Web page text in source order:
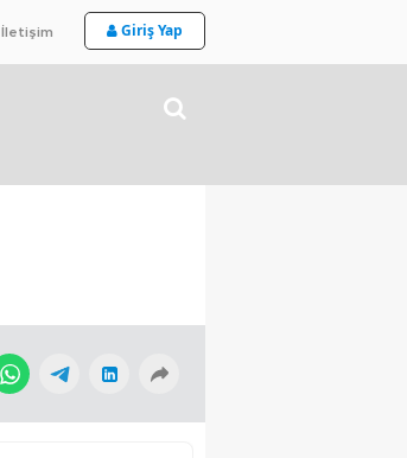
İletişim Giriş Yap